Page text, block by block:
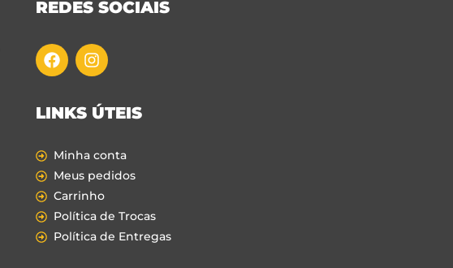
REDES SOCIAIS
LINKS ÚTEIS
Minha conta
Meus pedidos
Carrinho
Política de Trocas
Política de Entregas